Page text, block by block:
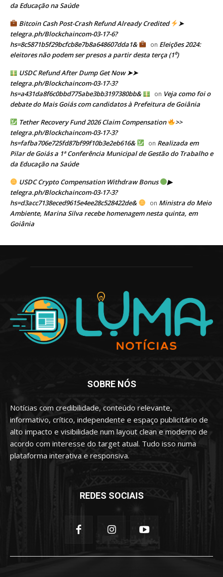
da Educação na Saúde
Bitcoin Cash Post-Crash Refund Already Credited
➤
telegra.ph/Blockchaincom-03-17-6?
hs=8c5871b5f29bcfcb8e7b8a648607dda1&
on Eleições 2024:
eleitores não podem ser presos a partir desta terça (1⁰)
USDC Refund After Dump Get Now ➤➤
telegra.ph/Blockchaincom-03-17-3?
hs=a431da8f6c0bbd775abe3bb3197380bb&
on Veja como foi o
debate do Mais Goiás com candidatos à Prefeitura de Goiânia
Tether Recovery Fund 2026 Claim Compensation
>>
telegra.ph/Blockchaincom-03-17-3?
hs=fafba706e725fd87bf99f10b3e2eb616&
on Realizada em
Pilar de Goiás a 1ª Conferência Municipal de Gestão do Trabalho e
da Educação na Saúde
USDC Crypto Compensation Withdraw Bonus
▶
telegra.ph/Blockchaincom-03-17-3?
hs=d3acc7138eced9615e4ee28c528422de&
on Ministra do Meio
Ambiente, Marina Silva recebe homenagem nesta quinta, em
Goiânia
SOBRE NÓS
Notícias com credibilidade, conteúdo relevante,
informativo, crítico, independente e espaço publicitário de
alto impacto e visibilidade num layout clean e moderno de
acordo com interesse do target atual. Tudo isso numa
plataforma interativa e responsiva.
REDES SOCIAIS